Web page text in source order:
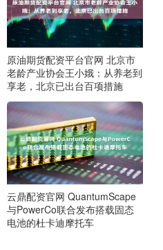
原油期货配资平台官网 北京市
老龄产业协会王小娥：从养老到
享老，北京已出台百项措施
云鼎配资官网 QuantumScape
与PowerCo联合发布搭载固态
电池的杜卡迪摩托车